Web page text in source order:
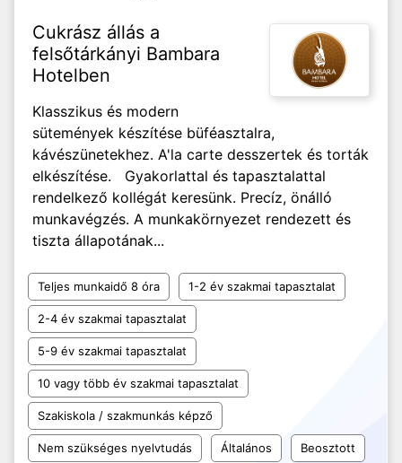
Cukrász állás a
felsőtárkányi Bambara
Hotelben
Klasszikus és modern
sütemények készítése büféasztalra,
kávészünetekhez. A'la carte desszertek és torták
elkészítése. Gyakorlattal és tapasztalattal
rendelkező kollégát keresünk. Precíz, önálló
munkavégzés. A munkakörnyezet rendezett és
tiszta állapotának...
Teljes munkaidő 8 óra 1-2 év szakmai tapasztalat
2-4 év szakmai tapasztalat
5-9 év szakmai tapasztalat
10 vagy több év szakmai tapasztalat
Szakiskola / szakmunkás képző
Nem szükséges nyelvtudás Általános Beosztott